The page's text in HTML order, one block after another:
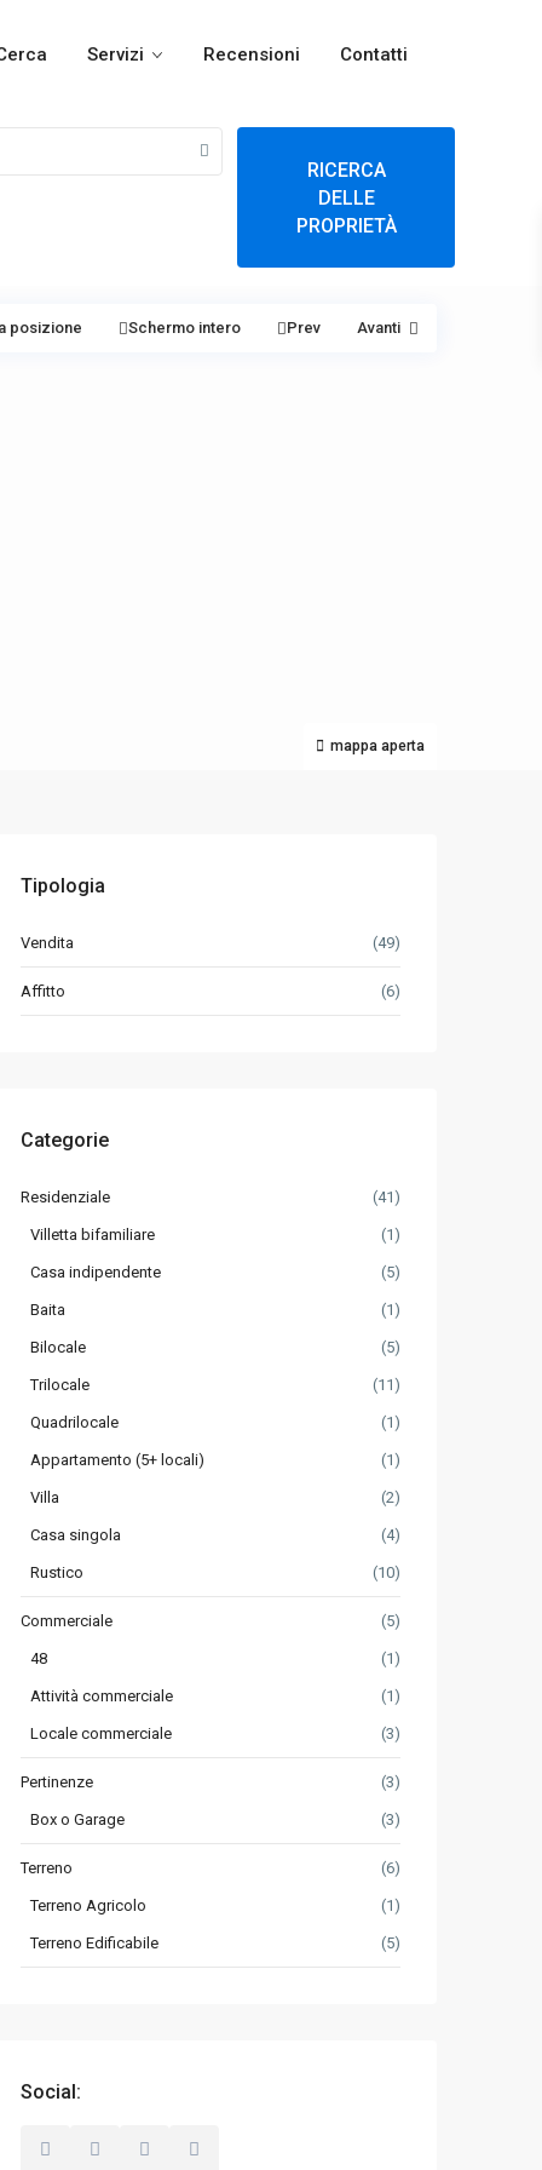
Servizi Recensioni Contatti
RICERCA
DELLE
PROPRIETÀ
mappa aperta
posizione Schermo intero Prev Avanti
Tipologia
Vendita (49)
Affitto (6)
Categorie
Residenziale (41)
Villetta bifamiliare (1)
Casa indipendente (5)
Baita (1)
Bilocale (5)
Trilocale (11)
Quadrilocale (1)
Appartamento (5+ locali) (1)
Villa (2)
Casa singola (4)
Rustico (10)
Commerciale (5)
48 (1)
Attività commerciale (1)
Locale commerciale (3)
Pertinenze (3)
Box o Garage (3)
Terreno (6)
Terreno Agricolo (1)
Terreno Edificabile (5)
Social: